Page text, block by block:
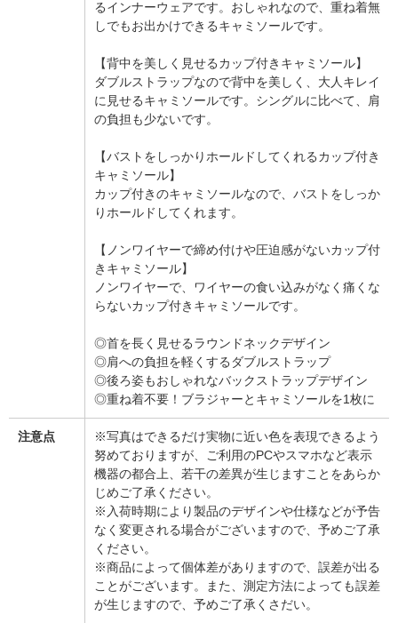
るインナーウェアです。おしゃれなので、重ね着無
しでもお出かけできるキャミソールです。
【背中を美しく見せるカップ付きキャミソール】
ダブルストラップなので背中を美しく、大人キレイ
に見せるキャミソールです。シングルに比べて、肩
の負担も少ないです。
【バストをしっかりホールドしてくれるカップ付き
キャミソール】
カップ付きのキャミソールなので、バストをしっか
りホールドしてくれます。
【ノンワイヤーで締め付けや圧迫感がないカップ付
きキャミソール】
ノンワイヤーで、ワイヤーの食い込みがなく痛くな
らないカップ付きキャミソールです。
◎首を長く見せるラウンドネックデザイン
◎肩への負担を軽くするダブルストラップ
◎後ろ姿もおしゃれなバックストラップデザイン
◎重ね着不要！ブラジャーとキャミソールを1枚に
注意点
※写真はできるだけ実物に近い色を表現できるよう
努めておりますが、ご利用のPCやスマホなど表示
機器の都合上、若干の差異が生じますことをあらか
じめご了承ください。
※入荷時期により製品のデザインや仕様などが予告
なく変更される場合がございますので、予めご了承
ください。
※商品によって個体差がありますので、誤差が出る
ことがございます。また、測定方法によっても誤差
が生じますので、予めご了承くさだい。